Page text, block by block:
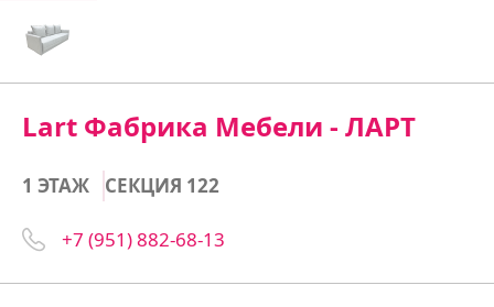
Lart Фабрика Мебели - ЛАРТ
1 ЭТАЖ СЕКЦИЯ 122
+7 (951) 882-68-13